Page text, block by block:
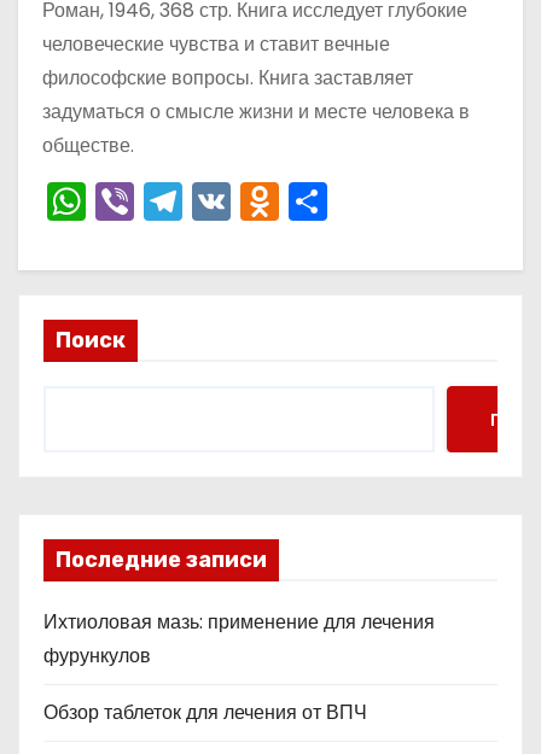
Роман, 1946, 368 стр. Книга исследует глубокие
человеческие чувства и ставит вечные
философские вопросы. Книга заставляет
задуматься о смысле жизни и месте человека в
обществе.
W
h
a
ts
A
Vi
b
er
T
el
e
V
K
O
d
n р
Поиск
Поиск
Последние записи
Ихтиоловая мазь: применение для лечения
фурункулов
Обзор таблеток для лечения от ВПЧ